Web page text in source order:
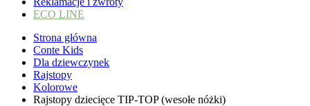
ECO LINE
Strona główna
Conte Kids
Dla dziewczynek
Rajstopy
Kolorowe
Rajstopy dziecięce TIP-TOP (wesołe nóżki)